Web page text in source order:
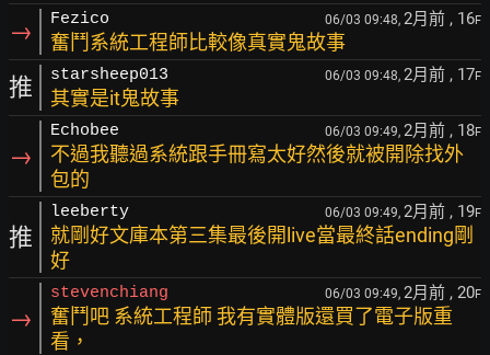
→ Fezico 06/03 09:48, 2月前 , 16F
奮鬥系統工程師比較像真實鬼故事
推 starsheep013 06/03 09:48, 2月前 , 17F
其實是it鬼故事
→
Echobee 06/03 09:49, 2月前 , 18F
不過我聽過系統跟手冊寫太好然後就被開除找外
包的
推
leeberty 06/03 09:49, 2月前 , 19F
就剛好文庫本第三集最後開live當最終話ending剛
好
→
stevenchiang 06/03 09:49, 2月前 , 20F
奮鬥吧 系統工程師 我有實體版還買了電子版重
看，